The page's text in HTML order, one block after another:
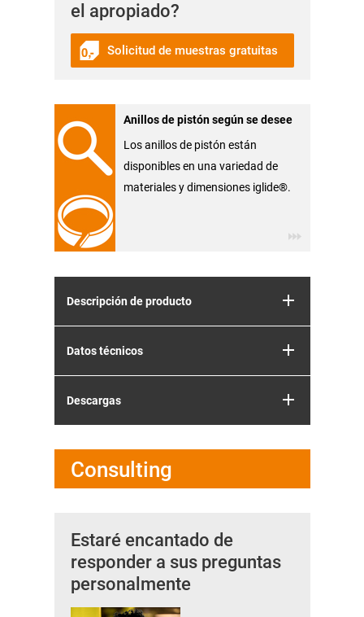
el apropiado?
Solicitud de muestras gratuitas
Anillos de pistón según se desee
Los anillos de pistón están
disponibles en una variedad de
materiales y dimensiones iglide®.
Descripción de producto
Datos técnicos
Descargas
Consulting
Estaré encantado de
responder a sus preguntas
personalmente